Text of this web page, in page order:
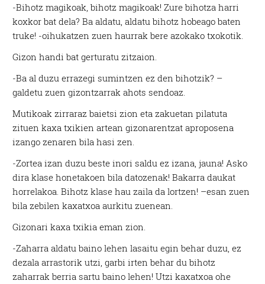
-Bihotz magikoak, bihotz magikoak! Zure bihotza harri
koxkor bat dela? Ba aldatu, aldatu bihotz hobeago baten
truke! -oihukatzen zuen haurrak bere azokako txokotik.
Gizon handi bat gerturatu zitzaion.
-Ba al duzu errazegi sumintzen ez den bihotzik? –
galdetu zuen gizontzarrak ahots sendoaz.
Mutikoak zirraraz baietsi zion eta zakuetan pilatuta
zituen kaxa txikien artean gizonarentzat aproposena
izango zenaren bila hasi zen.
-Zortea izan duzu beste inori saldu ez izana, jauna! Asko
dira klase honetakoen bila datozenak! Bakarra daukat
horrelakoa. Bihotz klase hau zaila da lortzen! –esan zuen
bila zebilen kaxatxoa aurkitu zuenean.
Gizonari kaxa txikia eman zion.
-Zaharra aldatu baino lehen lasaitu egin behar duzu, ez
dezala arrastorik utzi, garbi irten behar du bihotz
zaharrak berria sartu baino lehen! Utzi kaxatxoa ohe